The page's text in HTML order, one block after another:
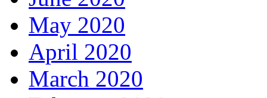
May 2020
April 2020
March 2020